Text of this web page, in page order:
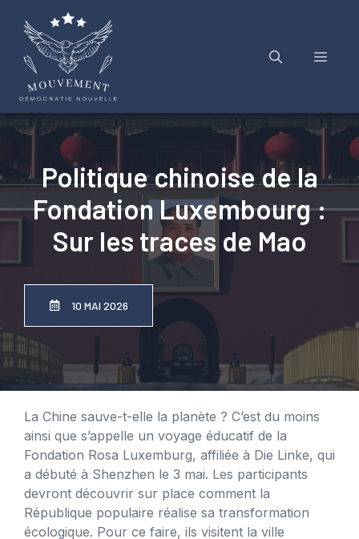
contenu
Menu
Politique chinoise de la
Fondation Luxembourg :
Sur les traces de Mao
10 MAI 2026
La Chine sauve-t-elle la planète ? C’est du moins
ainsi que s’appelle un voyage éducatif de la
Fondation Rosa Luxemburg, affiliée à Die Linke, qui
a débuté à Shenzhen le 3 mai. Les participants
devront découvrir sur place comment la
République populaire réalise sa transformation
écologique. Pour ce faire, ils visitent la ville